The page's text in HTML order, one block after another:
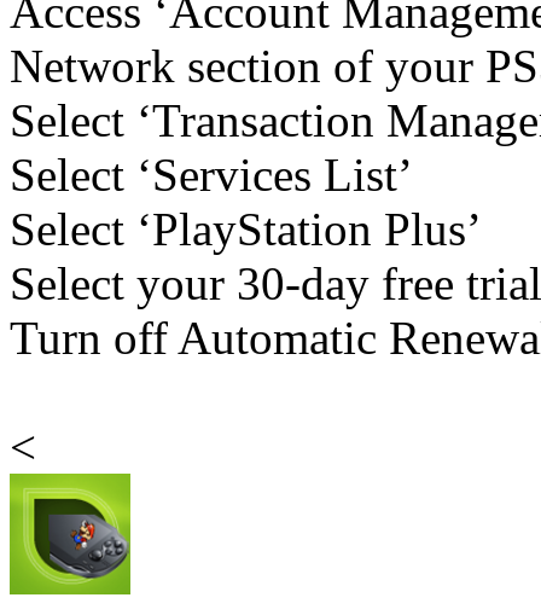
Access ‘Account
Network section of your
Select ‘Transaction
Select ‘Services List’
Select ‘PlayStation Plus’
Select your 30-day free trial
Turn off Automatic
<